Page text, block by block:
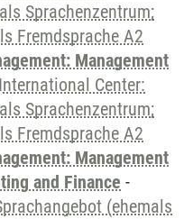
Sprachenzentrum;
Fremdsprache A2
Management
International Center:
Sprachenzentrum;
Fremdsprache A2
Management
and Finance -
(ehemals